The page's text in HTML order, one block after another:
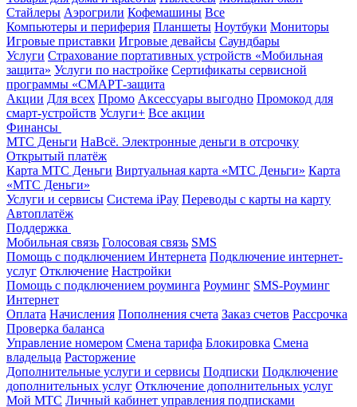
Стайлеры Аэрогрили Кофемашины Все
Компьютеры и периферия Планшеты Ноутбуки Мониторы
Игровые приставки Игровые девайсы Саундбары
Услуги Страхование портативных устройств «Мобильная
защита» Услуги по настройке Сертификаты сервисной
программы «СМАРТ-защита
Акции Для всех Промо Аксессуары выгодно Промокод для
смарт-устройств Услуги+ Все акции
Финансы
МТС Деньги НаВсё. Электронные деньги в отсрочку
Открытый платёж
Карта МТС Деньги Виртуальная карта «МТС Деньги» Карта
«МТС Деньги»
Услуги и сервисы Система iPay Переводы с карты на карту
Автоплатёж
Поддержка
Мобильная связь Голосовая связь SMS
Помощь с подключением Интернета Подключение интернет-
услуг Отключение Настройки
Помощь с подключением роуминга Роуминг SMS-Роуминг
Интернет
Оплата Начисления Пополнения счета Заказ счетов Рассрочка
Проверка баланса
Управление номером Смена тарифа Блокировка Смена
владельца Расторжение
Дополнительные услуги и сервисы Подписки Подключение
дополнительных услуг Отключение дополнительных услуг
Мой МТС Личный кабинет управления подписками